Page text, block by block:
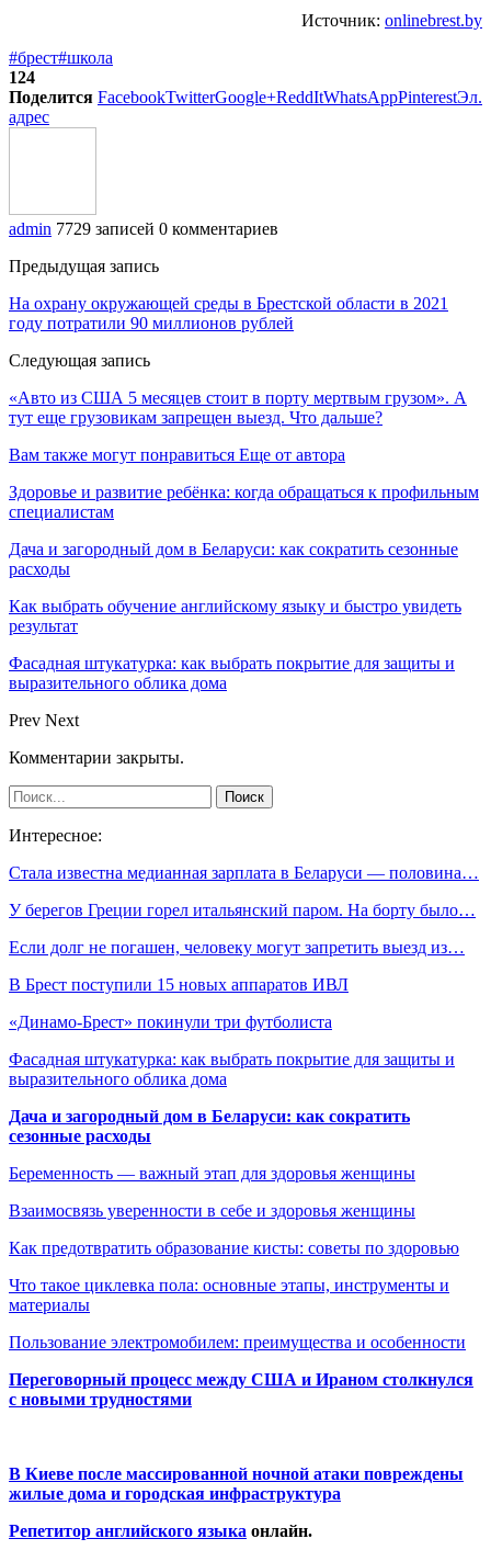
Источник: onlinebrest.by
#брест#школа
124
Поделится FacebookTwitterGoogle+ReddItWhatsAppPinterestЭл.
адрес
admin 7729 записей 0 комментариев
Предыдущая запись
На охрану окружающей среды в Брестской области в 2021
году потратили 90 миллионов рублей
Следующая запись
«Авто из США 5 месяцев стоит в порту мертвым грузом». А
тут еще грузовикам запрещен выезд. Что дальше?
Вам также могут понравиться Еще от автора
Здоровье и развитие ребёнка: когда обращаться к профильным
специалистам
Дача и загородный дом в Беларуси: как сократить сезонные
расходы
Как выбрать обучение английскому языку и быстро увидеть
результат
Фасадная штукатурка: как выбрать покрытие для защиты и
выразительного облика дома
Prev Next
Комментарии закрыты.
Интересное:
Стала известна медианная зарплата в Беларуси — половина…
У берегов Греции горел итальянский паром. На борту было…
Если долг не погашен, человеку могут запретить выезд из…
В Брест поступили 15 новых аппаратов ИВЛ
«Динамо-Брест» покинули три футболиста
Фасадная штукатурка: как выбрать покрытие для защиты и
выразительного облика дома
Дача и загородный дом в Беларуси: как сократить
сезонные расходы
Беременность — важный этап для здоровья женщины
Взаимосвязь уверенности в себе и здоровья женщины
Как предотвратить образование кисты: советы по здоровью
Что такое циклевка пола: основные этапы, инструменты и
материалы
Пользование электромобилем: преимущества и особенности
Переговорный процесс между США и Ираном столкнулся
с новыми трудностями
В Киеве после массированной ночной атаки повреждены
жилые дома и городская инфраструктура
Репетитор английского языка онлайн.